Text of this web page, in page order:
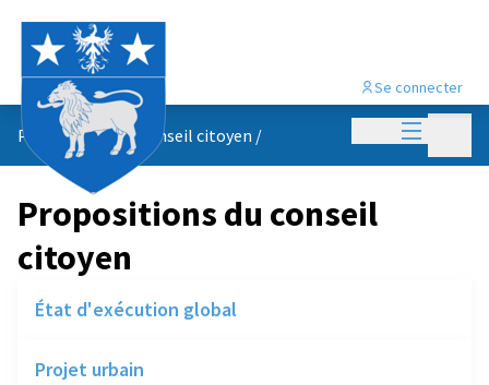
Menu
Se connecter
Propositions du conseil citoyen /
Propositions du conseil
citoyen
État d'exécution global
Projet urbain